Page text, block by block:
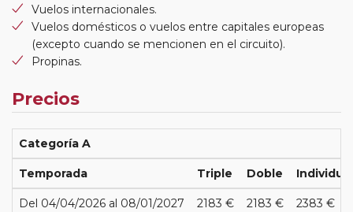
Vuelos internacionales.
Vuelos domésticos o vuelos entre capitales europeas
(excepto cuando se mencionen en el circuito).
Propinas.
Precios
Categoría A
Temporada Triple Doble Individual
Del 04/04/2026 al 08/01/2027 2183 € 2183 € 2383 €